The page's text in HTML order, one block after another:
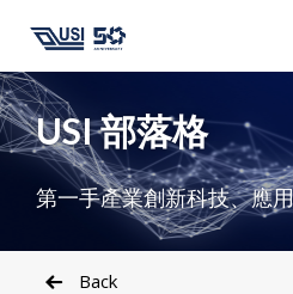
USI 部落格
第一手產業創新科技、應
Back